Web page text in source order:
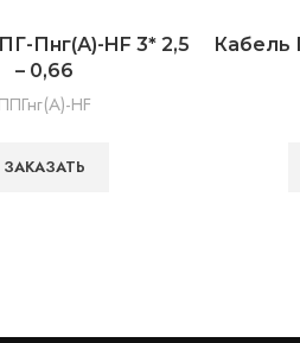
Пнг(А)-HF 3* 2,5
– 0,66
ППГнг(А)-HF
ЗАКАЗАТЬ
Кабель